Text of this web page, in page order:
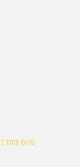
bra pris